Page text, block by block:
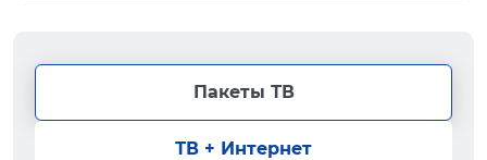
Пакеты ТВ
ТВ + Интернет